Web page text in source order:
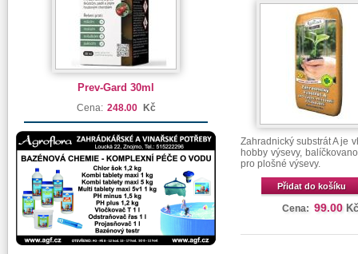
Prev-Gard 30ml
Cena: 248.00 Kč
Zahradnický substrát A je
hobby výsevy,
pro plošné výsevy.
Přidat do košíku
Cena: 99.00 Kč